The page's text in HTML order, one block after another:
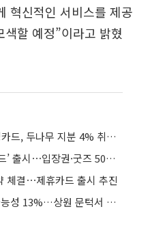
혁신적인 서비스를 제공
할 예정”이라고 밝혔
삼성증권·삼성에스디에스·삼성카드, 두나무 지분 4% 취득⋯“신규 사업기회 창출”
삼성카드, ‘한화이글스 삼성카드’ 출시⋯입장권·굿즈 50% 할인
체결⋯제휴카드 출시 추진
美 클래리티 법안 연내 통과 가능성 13%…상원 문턱서 제동